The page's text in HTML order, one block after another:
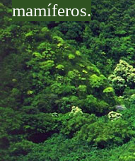
mamíferos.